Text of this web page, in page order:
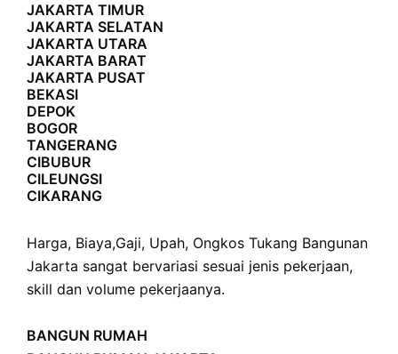
JAKARTA TIMUR
JAKARTA SELATAN
JAKARTA UTARA
JAKARTA BARAT
JAKARTA PUSAT
BEKASI
DEPOK
BOGOR
TANGERANG
CIBUBUR
CILEUNGSI
CIKARANG
Harga, Biaya,Gaji, Upah, Ongkos Tukang Bangunan
Jakarta sangat bervariasi sesuai jenis pekerjaan,
skill dan volume pekerjaanya.
BANGUN RUMAH